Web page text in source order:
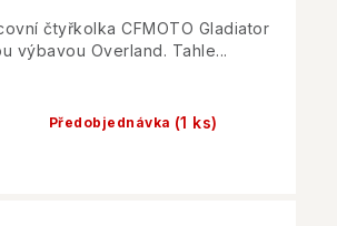
Předobjednávka (1 ks)
čtyřkolka CFMOTO Gladiator
výbavou Overland. Tahle...